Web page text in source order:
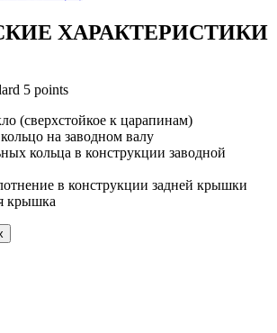
ХАРАКТЕРИСТИКИ
(сверхстойкое к царапинам)
на заводном валу
кольца в конструкции заводной
в конструкции задней крышки
крышка